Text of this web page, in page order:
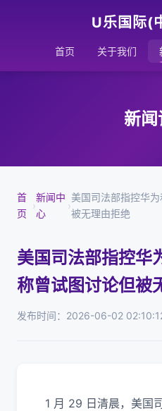
U乐国际(
首页 关于我们
新
首
页
›
新闻中
心
›
美国司法部指控华
被无理由拒绝
美国司法部指控华
称曾试图讨论但被
发布时间：2026-06-02
1 月 29 日清晨，美国